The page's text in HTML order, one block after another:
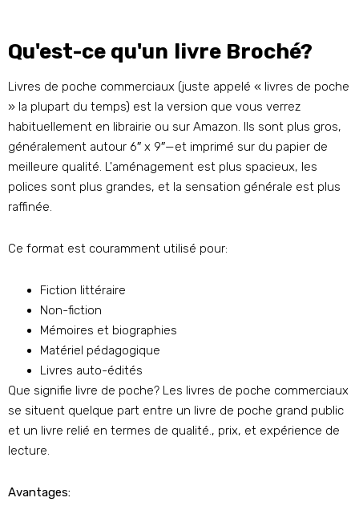
Qu'est-ce qu'un livre Broché?
Livres de poche commerciaux (juste appelé « livres de poche
» la plupart du temps) est la version que vous verrez
habituellement en librairie ou sur Amazon. Ils sont plus gros,
généralement autour 6″ x 9″—et imprimé sur du papier de
meilleure qualité. L'aménagement est plus spacieux, les
polices sont plus grandes, et la sensation générale est plus
raffinée.
Ce format est couramment utilisé pour:
Fiction littéraire
Non-fiction
Mémoires et biographies
Matériel pédagogique
Livres auto-édités
Que signifie livre de poche? Les livres de poche commerciaux
se situent quelque part entre un livre de poche grand public
et un livre relié en termes de qualité., prix, et expérience de
lecture.
Avantages: